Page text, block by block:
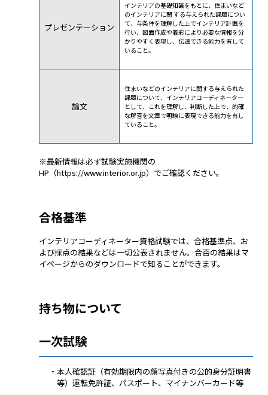
プレゼンテーション
インテリアの基礎知識をもとに、住まいなど
のインテリアに関 する与えられた課題につい
て、与条件を理解した上でインテリア計画を
行い、図面作成や着彩により必要な情報を分
かりやすく表現し、伝達できる能力を有して
いること。
論文
住まいなどのインテリアに関する与えられた
課題について、インテリアコーディネーター
として、これを理解し、判断した上で、的確
な解答を文章で明瞭に表現できる能力を有し
ていること。
※最新情報は必ず試験実施機関の
HP（https://www.interior.or.jp）でご確認ください。
合格基準
インテリアコーディネーター資格試験では、合格基準点、お
よび採点の結果などは一切公表されません。合否の結果はマ
イページからのダウンロードで知ることができます。
持ち物について
一次試験
・本人確認証（有効期限内の顔写真付きの公的身分証明書
等） 運転免許証、パスポート、マイナンバーカード等